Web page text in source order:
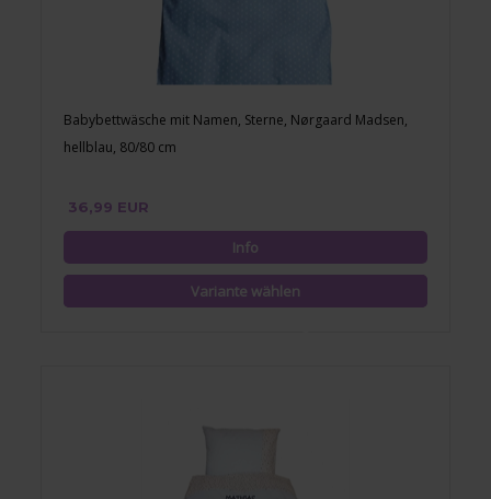
Babybettwäsche mit Namen, Sterne, Nørgaard Madsen,
hellblau, 80/80 cm
36,99 EUR